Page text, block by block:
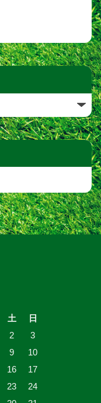
土
日
2
3
9
10
16
17
23
24